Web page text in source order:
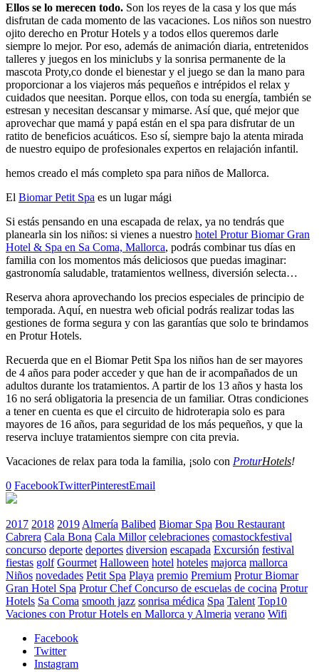
Ellos se lo merecen todo. Son los reyes de la casa y los que más
disfrutan de cada momento de las vacaciones. Los niños son nuestro
ojito derecho en Protur Hotels y a todos ellos queremos darle
siempre lo mejor. Por eso, además de animación diaria, entretenidos
talleres y juegos en los miniclubs y la sonrisa permanente de la
mascota Proty,co donde el bienestar y el juego se dan la mano para
proporcionar a los viajeros más pequeños e intrépidos el relax y
cuidados que neesitan. Porque ellos, con toda su energía, también se
estresan y necesitan descansar y mimarse. Así que, qué mejor que
aprovechar que mamá y papá están en el spa para disfrutar de un
ratito de beneficios acuáticos. Eso sí, siempre bajo la atenta mirada
de nuestro equipo de profesionales expertos en relajación infantil.
hemos creado el más completo spa para niños de Mallorca.
El Biomar Petit Spa es un lugar mági
Si estás pensando en una escapada de relax, ya no tendrás que
planearla sin los niños: si vienes a nuestro hotel Protur Biomar Gran
Hotel & Spa en Sa Coma, Mallorca, podrás combinar tus días en
familia con los momentos más deliciosos que puedas imaginar:
gastronomía saludable, tratamientos wellness, diversión selecta…
Reserva ahora aprovechando los precios especiales de principio de
temporada. Aquí, en nuestra web oficial podrás realizar todas las
gestiones de forma segura y con las garantías que solo te brindamos
en Protur Hotels.
Recuerda que en el Biomar Petit Spa los niños han de ser mayores
de 4 años para poder acceder y que han de ir acompañados de un
adultos durante los tratamientos. A partir de los 13 años y hasta los
16 no será obligatoria la presencia de un familiar. Otras condiciones
a tener en cuenta es que el circuito de hidroterapia solo es para
mayores de 16 años, para seguridad de los más pequeños, y que la
reserva incluye tratamientos siempre con cita previa.
Vacaciones de relax para toda la familia, ¡solo con ProturHotels!
0 FacebookTwitterPinterestEmail
2017 2018 2019 Almería Balibed Biomar Spa Bou Restaurant
Cabrera Cala Bona Cala Millor celebraciones comastockfestival
concurso deporte deportes diversion escapada Excursión festival
fiestas golf Gourmet Halloween hotel hoteles majorca mallorca
Niños novedades Petit Spa Playa premio Premium Protur Biomar
Gran Hotel Spa Protur Chef Concurso de escuelas de cocina Protur
Hotels Sa Coma smooth jazz sonrisa médica Spa Talent Top10
Vaciones con Protur Hotels en Mallorca y Almeria verano Wifi
Facebook
Twitter
Instagram